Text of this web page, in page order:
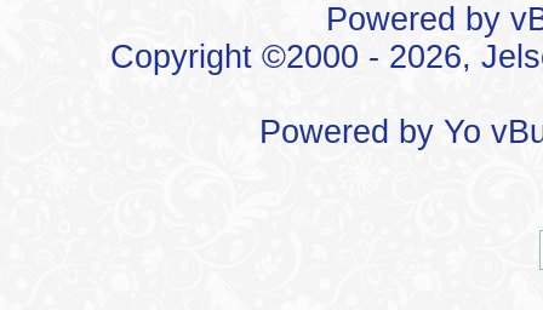
Powered by
Copyright ©2000 - 2026,
Powered by Yo